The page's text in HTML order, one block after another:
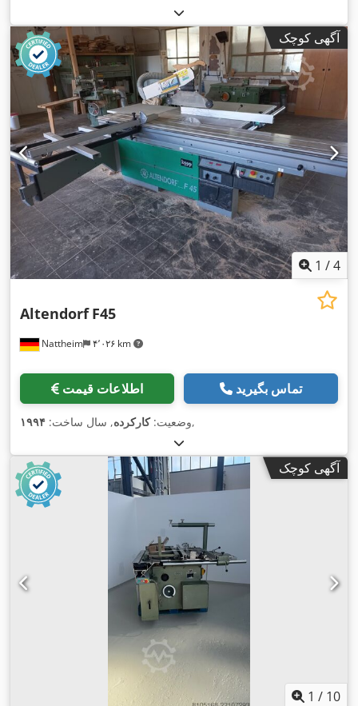
آگهی کوچک
1 /4
Nattheim ۴٬۰۲۶ km
Altendorf F45
اطلاعات قیمت تماس بگیرید
وضعیت:کارکرده, سال ساخت: ۱۹۹۴ ,
آگهی کوچک
1 / 10